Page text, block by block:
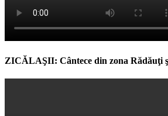
ZICĂLAŞII: Cântece din zona Rădăuţi